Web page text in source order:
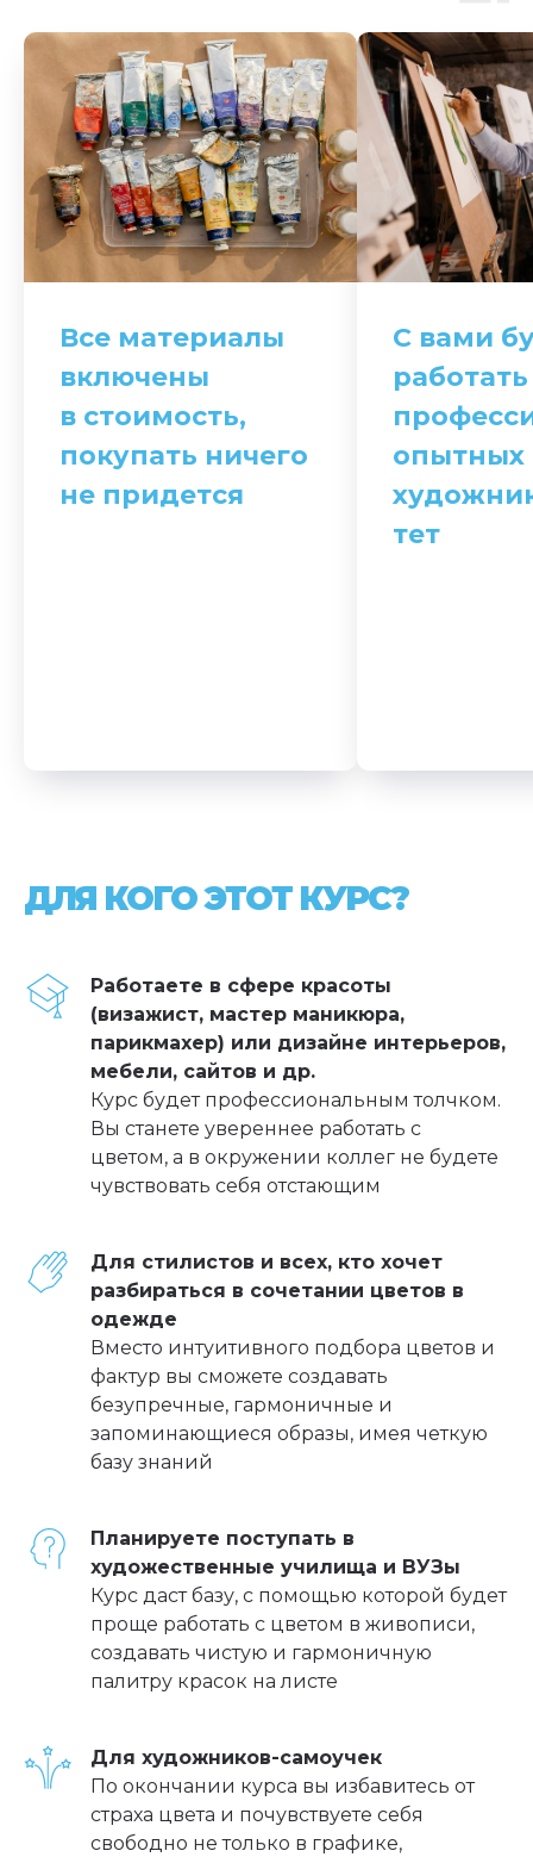
Все материалы
включены
в стоимость,
покупать ничего
не придется
С вами
работать
опытных
тет
ДЛЯ КОГО ЭТОТ КУРС?
Работаете в сфере красоты
(визажист, мастер маникюра,
парикмахер) или дизайне интерьеров,
мебели, сайтов и др.
Курс будет профессиональным толчком.
Вы станете увереннее работать с
цветом, а в окружении коллег не будете
чувствовать себя отстающим
Для стилистов и всех, кто хочет
разбираться в сочетании цветов в
одежде
Вместо интуитивного подбора цветов и
фактур вы сможете создавать
безупречные, гармоничные и
запоминающиеся образы, имея четкую
базу знаний
Планируете поступать в
художественные училища и ВУЗы
Курс даст базу, с помощью которой будет
проще работать с цветом в живописи,
создавать чистую и гармоничную
палитру красок на листе
Для художников-самоучек
По окончании курса вы избавитесь от
страха цвета и почувствуете себя
свободно не только в графике,